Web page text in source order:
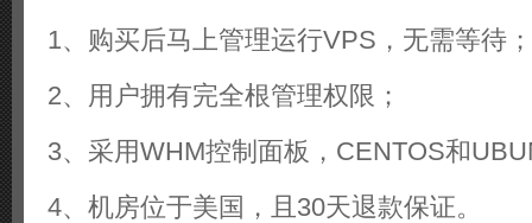
1、购买后马上管理运行VPS，无需等待；
2、用户拥有完全根管理权限；
3、采用WHM控制面板，CENTOS和
4、机房位于美国，且30天退款保证。